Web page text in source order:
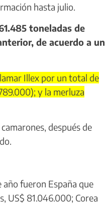
hasta julio.
toneladas de
de acuerdo a un
Illex por un total de
y la merluza
después de
fueron España que
US$ 81.046.000; Corea